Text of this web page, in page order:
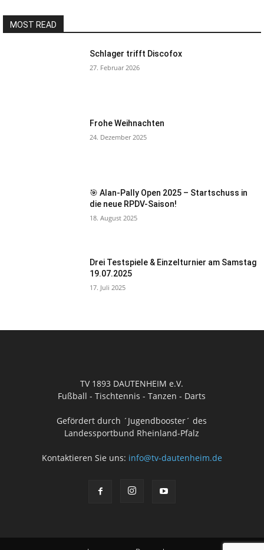
MOST READ
Schlager trifft Discofox
27. Februar 2026
Frohe Weihnachten
24. Dezember 2025
🎯 Alan-Pally Open 2025 – Startschuss in
die neue RPDV-Saison!
18. August 2025
Drei Testspiele & Einzelturnier am Samstag
19.07.2025
17. Juli 2025
TV 1893 DAUTENHEIM e.V.
Fußball - Tischtennis - Tanzen - Darts
Gefördert durch ´Jugendbooster´ des
Landessportbund Rheinland-Pfalz
Kontaktieren Sie uns: info@tv-dautenheim.de